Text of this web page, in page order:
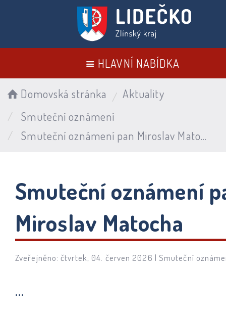
HLAVNÍ NABÍDKA
Domovská stránka
Aktuality
Smuteční oznámení
Smuteční oznámení pan Miroslav Matocha
Smuteční oznámení
Miroslav Matocha
Zveřejněno: čtvrtek, 04. červen 2026 | Smuteční
...